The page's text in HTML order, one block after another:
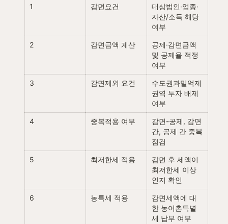
1 감면요건
대상법인·업종·
자산/소득 해당
여부
2 감면금액 계산
공제·감면금액
및 공제율 적정
여부
3 감면제외 요건
수도권과밀억제
권역 투자 배제
여부
4 중복적용 여부
감면-공제, 감면
간, 공제 간 중복
점검
5 최저한세 적용
감면 후 세액이
최저한세 이상
인지 확인
6 농특세 적용
감면세액에 대
한 농어촌특별
세 납부 여부